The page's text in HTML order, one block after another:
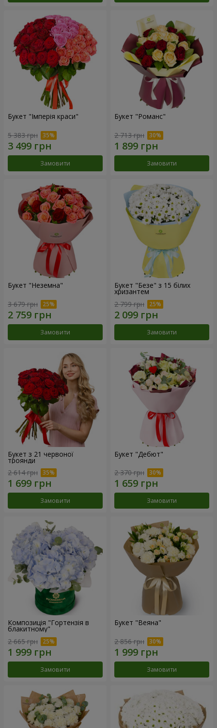
Букет "Імперія краси"
5 383 грн
Замовити
Букет "Романс"
2 713 грн
Замовити
Букет "Неземна"
3 679 грн
Замовити
Букет "Безе" з 15 білих
хризантем
2 799 грн
Замовити
Букет з 21 червоної
троянди
2 614 грн
Замовити
Букет "Дебют"
2 370 грн
Замовити
Композиція "Гортензія в
блакитному"
2 665 грн
Замовити
Букет "Веяна"
2 856 грн
Замовити